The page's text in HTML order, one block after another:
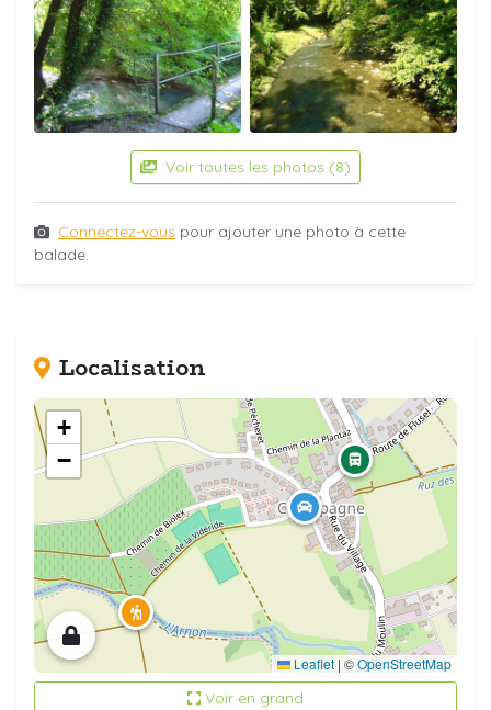
Voir toutes les photos (8)
Connectez-vous pour ajouter une photo à cette
balade.
Localisation
+
−
Leaflet | ©OpenStreetMap
Voir en grand